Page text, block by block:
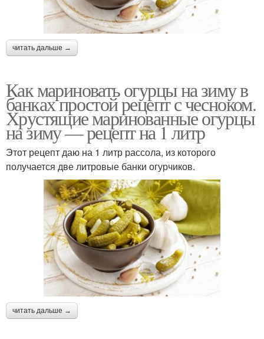
читать дальше →
Как мариновать огурцы на зиму в
банках простой рецепт с чесноком.
Хрустящие маринованные огурцы
на зиму — рецепт на 1 литр
Этот рецепт даю на 1 литр рассола, из которого
получается две литровые банки огурчиков.
читать дальше →